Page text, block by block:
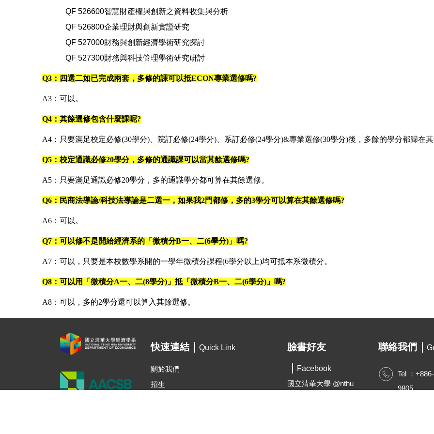
QF 526600智慧財產權與創新之資料收集與分析
QF 526800企業理財與創新實證研究
QF 527000財務與創新經濟學術研究探討
QF 527300財務與科技管理學術研究研討
Q3：四選二如已完成兩套，多修的課可以抵ECON專業選修嗎?
A3：可以。
Q4：其餘選修包含什麼課呢?
A4：只要滿足校定必修(30學分)、院訂必修(24學分)、系訂必修(24學分)&專業選修(30學分)後，多餘的學分都歸在其
Q5：校定通識必修20學分，多修的通識課可以當其餘選修嗎?
A5：只要滿足通識必修20學分，多的通識學分都可算在其餘選修。
Q6：民商法導論/科技法導論是二選一，如果我2門都修，多的3學分可以算在其餘選修嗎?
A6：可以。
Q7：可以修不是開給經濟系的「微積分B一、二(6學分)」嗎?
A7：可以，只要是本校數學系開的一學年微積分課程(6學分以上)均可抵本系微積分。
Q8：可以用「微積分A一、二(8學分)」抵「微積分B一、二(6學分)」嗎?
A8：可以，多的2學分還可以算入其餘選修。
快速連結 Quick Link
關於我們
招生
臉書好友
Facebook
國立清華大學 @nthu
聯絡我們
Tel ：
9805